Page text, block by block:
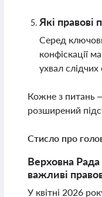
Які правові
Серед
конфіскації
ухвал
Кожне з питань
розширений
Стисло про
Верховна Рада
важливі
У квітні 2026